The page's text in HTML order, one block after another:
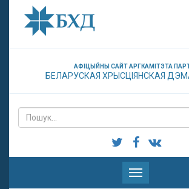
АФІЦЫЙНЫ САЙТ АРГКАМІТЭТА
БЕЛАРУСКАЯ ХРЫСЦІЯНСКАЯ
Паказаць
меню